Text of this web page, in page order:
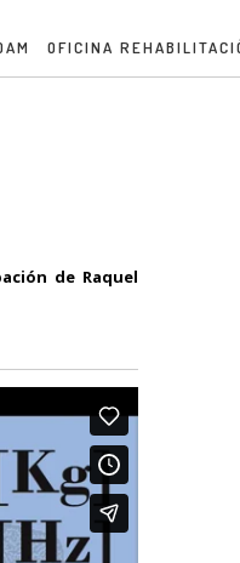
OFICINA
de Raquel